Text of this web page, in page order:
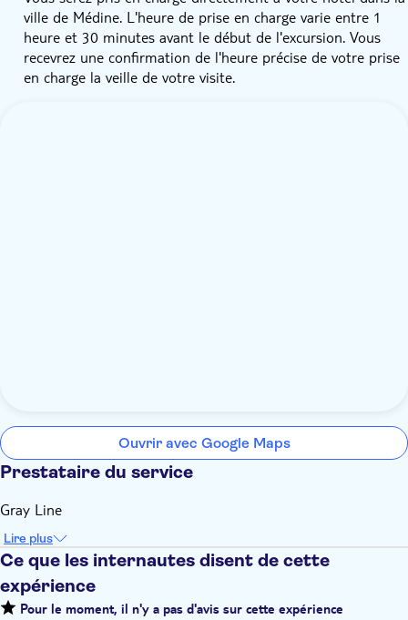
ville de Médine. L'heure de prise en charge varie entre 1
heure et 30 minutes avant le début de l'excursion. Vous
recevrez une confirmation de l'heure précise de votre prise
en charge la veille de votre visite.
Ouvrir avec Google Maps
Prestataire du service
Gray Line
Lire plus
Ce que les internautes disent de cette
expérience
Pour le moment, il n'y a pas d'avis sur cette expérience